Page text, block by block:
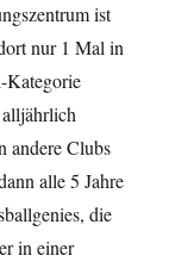
ist
nur 1 Mal in
Kategorie
alljährlich
andere Clubs
alle 5 Jahre
die
in einer